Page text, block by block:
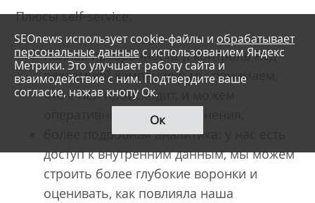
Плюсы self-service:
полная прозрачность и контроль над
рекламной кампанией: мы понимаем,
что с ней происходит, и можем
оперативно вносить изменения;
более подробная аналитика: у нас есть
доступ к внутренним данным, мы можем
строить более глубокие воронки и
оценивать, как повлияла наша
SEOnews использует cookie-файлы и обрабатывает
персональные данные с использованием Яндекс
Метрики. Это улучшает работу сайта и
взаимодействие с ним. Подтвердите ваше
согласие, нажав кнопу Ок.
Ок